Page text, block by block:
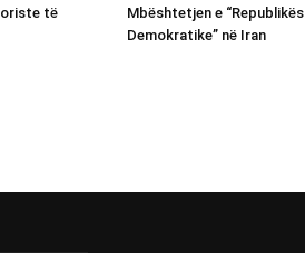
të
Mbështetjen e “Republikës
Demokratike” në Iran